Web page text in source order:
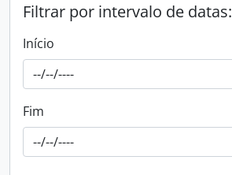
Filtrar por intervalo de datas:
Início
Fim